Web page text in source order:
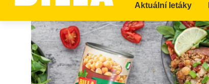
Aktuální letáky